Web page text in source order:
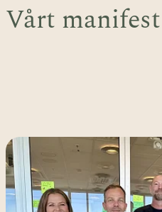
Vårt manifest